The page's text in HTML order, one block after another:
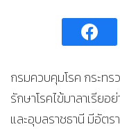
กรมควบคุมโรค กระท
รักษาโรคไข้มาลาเรีย
และอุบลราชธานี มีอัตร